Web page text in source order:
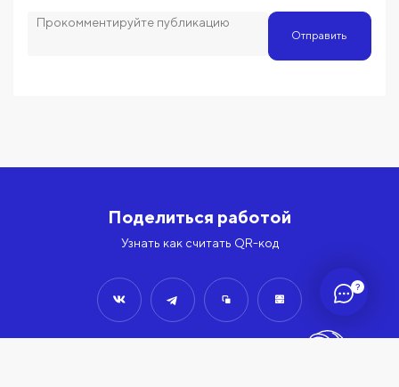
?
Отправить
Поделиться работой
Узнать как считать QR-код